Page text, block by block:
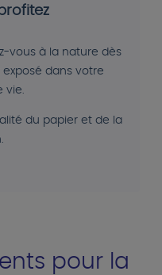
vous à la nature dès
dans votre
vie.
du papier et de la
pour la